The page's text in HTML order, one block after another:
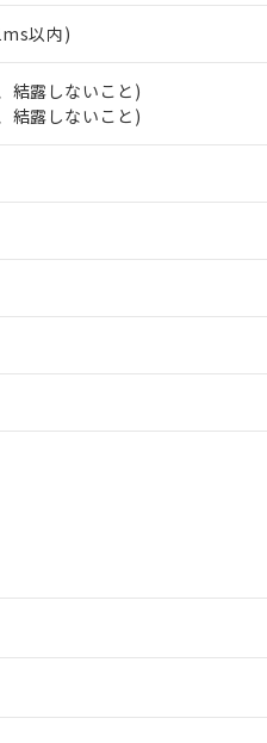
以内)
結露しないこと)
結露しないこと)